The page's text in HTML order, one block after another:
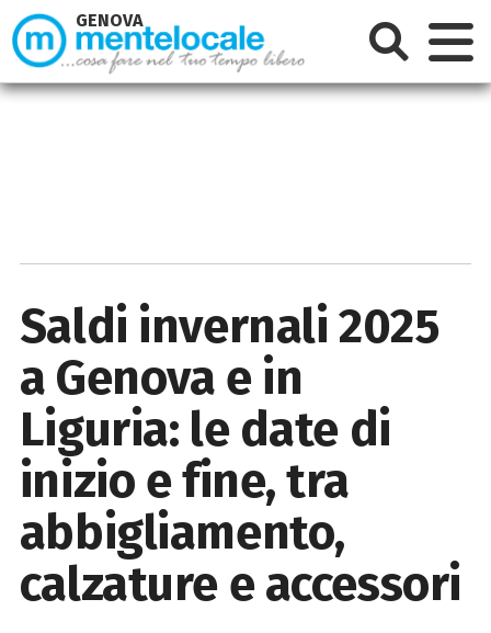
Saldi invernali 2025
a Genova e in
Liguria: le date di
inizio e fine, tra
abbigliamento,
calzature e accessori
GENOVA